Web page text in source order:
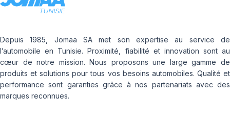
Depuis 1985, Jomaa SA met son expertise au service de
l’automobile en Tunisie. Proximité, fiabilité et innovation sont au
cœur de notre mission. Nous proposons une large gamme de
produits et solutions pour tous vos besoins automobiles. Qualité et
performance sont garanties grâce à nos partenariats avec des
marques reconnues.